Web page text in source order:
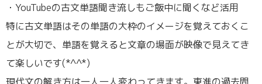
・YouTubeの古文単語聞き流しもご飯中に聞くなど活用
特に古文単語はその単語の大枠のイメージを覚えておくこ
とが大切で、単語を覚えると文章の場面が映像で見えてき
て楽しいです(*^^*)